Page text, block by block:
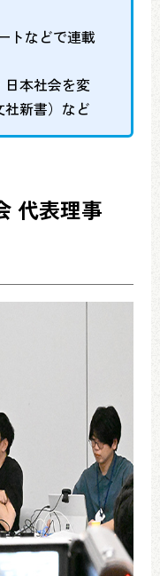
トなどで連載
本社会を変
新書）など
代表理事